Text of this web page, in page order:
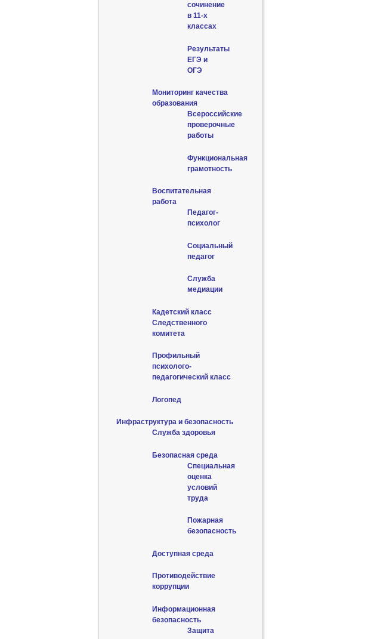
сочинение
в 11-х
классах
Результаты
ЕГЭ и
ОГЭ
Мониторинг качества
образования
Всероссийские
проверочные
работы
Функциональная
грамотность
Воспитательная
работа
Педагог-
психолог
Социальный
педагог
Служба
медиации
Кадетский класс
Следственного
комитета
Профильный
психолого-
педагогический класс
Логопед
Инфраструктура и безопасность
Служба здоровья
Безопасная среда
Специальная
оценка
условий
труда
Пожарная
безопасность
Доступная среда
Противодействие
коррупции
Информационная
безопасность
Защита